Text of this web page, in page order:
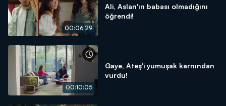
00:06:29
Ali, Aslan'ın babası olmadığını
öğrendi!
00:10:05
Gaye, Ateş'i yumuşak karnından
vurdu!